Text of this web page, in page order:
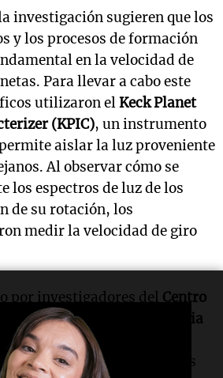
investigación sugieren que los
y los procesos de formación
en la velocidad de
Para llevar a cabo este
utilizaron elKeck Planet
(KPIC), un instrumento
aislar la luz proveniente
Al observar cómo se
los espectros de luz de los
de su rotación, los
medir la velocidad de giro
por investigadores del Centro
Interdisciplinaria
de laUniversidad
la colaboración de varios